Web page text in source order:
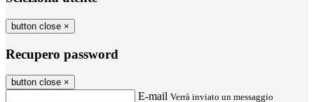
button close ×
Recupero password
button close ×
E-mail Verrà inviato un messaggio